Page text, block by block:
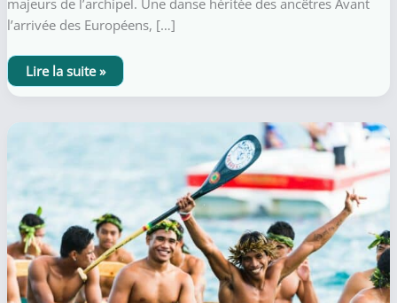
l’arrivée des Européens, […]
Les
danses
polynésiennes
traditions
culturelles
Lire la suite »